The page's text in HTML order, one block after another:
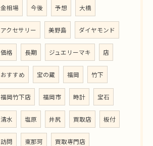
金相場 今後 予想 大橋
アクセサリー 美野島 ダイヤモンド
価格 長期 ジュエリーマキ 店
おすすめ 宝の蔵 福岡 竹下
福岡竹下店 福岡市 時計 宝石
清水 塩原 井尻 買取店 板付
訪問 東那珂 買取専門店